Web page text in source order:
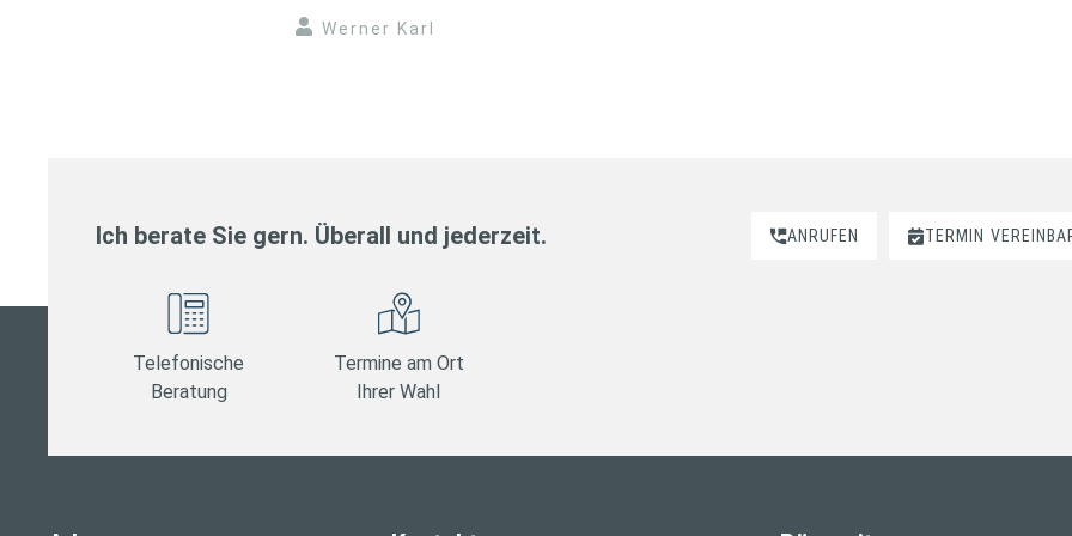
Werner Karl
Ich berate Sie gern. Überall und jederzeit. ANRUFEN TERMIN
Telefonische
Beratung
Termine am Ort
Ihrer Wahl